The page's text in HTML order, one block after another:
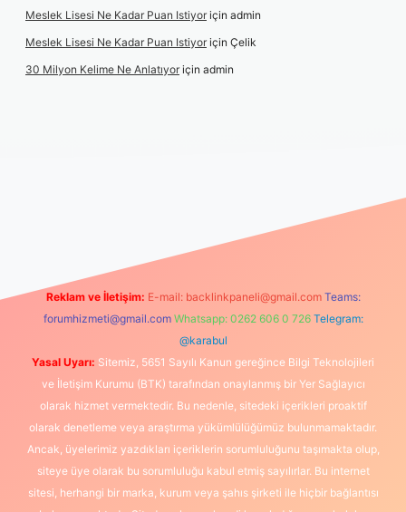
Meslek Lisesi Ne Kadar Puan Istiyoriçin admin
Meslek Lisesi Ne Kadar Puan Istiyoriçin Çelik
30 Milyon Kelime Ne Anlatıyoriçin admin
Reklam ve İletişim: E-mail: backlinkpaneli@gmail.com Teams:
forumhizmeti@gmail.com Whatsapp: 0262 606 0 726 Telegram:
@karabul
Yasal Uyarı: Sitemiz, 5651 Sayılı Kanun gereğince Bilgi Teknolojileri
ve İletişim Kurumu (BTK) tarafından onaylanmış bir Yer Sağlayıcı
olarak hizmet vermektedir. Bu nedenle, sitedeki içerikleri proaktif
olarak denetleme veya araştırma yükümlülüğümüz bulunmamaktadır.
Ancak, üyelerimiz yazdıkları içeriklerin sorumluluğunu taşımakta olup,
siteye üye olarak bu sorumluluğu kabul etmiş sayılırlar. Bu internet
sitesi, herhangi bir marka, kurum veya şahıs şirketi ile hiçbir bağlantısı